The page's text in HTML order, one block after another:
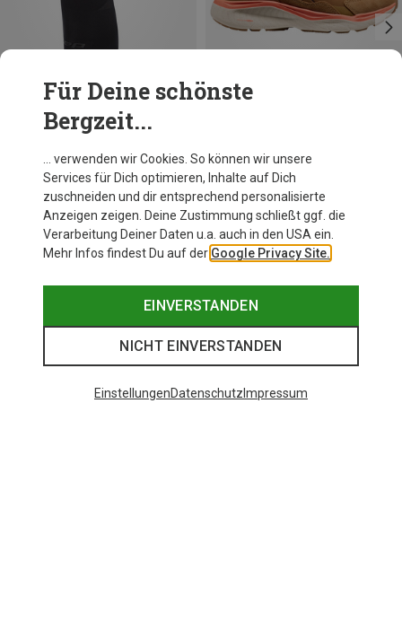
Du sparst 10%
Keen
144,20 €
Für Deine schönste
Bergzeit...
… verwenden wir Cookies. So können wir unsere
Services für Dich optimieren, Inhalte auf Dich
zuschneiden und dir entsprechend personalisierte
Anzeigen zeigen. Deine Zustimmung schließt ggf. die
Verarbeitung Deiner Daten u.a. auch in den USA ein.
Mehr Infos findest Du auf der Google Privacy Site.
EINVERSTANDEN
NICHT EINVERSTANDEN
EinstellungenDatenschutz Impressum